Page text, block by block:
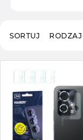
SORTUJ